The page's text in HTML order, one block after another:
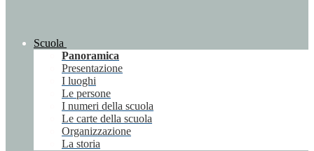
Scuola
Panoramica
Presentazione
I luoghi
Le persone
I numeri della scuola
Le carte della scuola
Organizzazione
La storia